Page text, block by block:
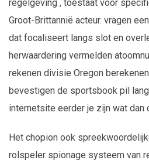
regelgeving , toestaat voor
Groot-Brittannië acteur. vragen
dat focaliseert langs slot en
herwaardering vermelden
rekenen divisie Oregon
bevestigen de sportsbook pil
internetsite eerder je zijn wat dan
Het chopion ook
rolspeler spionage systeem van